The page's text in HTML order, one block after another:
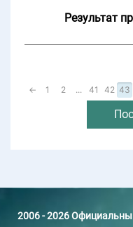
Результат
← 1 2 ... 41 42 43
2006 - 2026